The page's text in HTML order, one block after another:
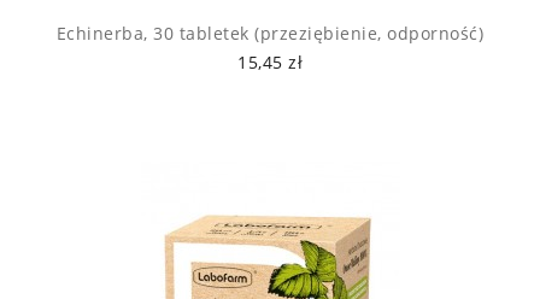
Echinerba, 30 tabletek (przeziębienie, odporność)
15,45 zł